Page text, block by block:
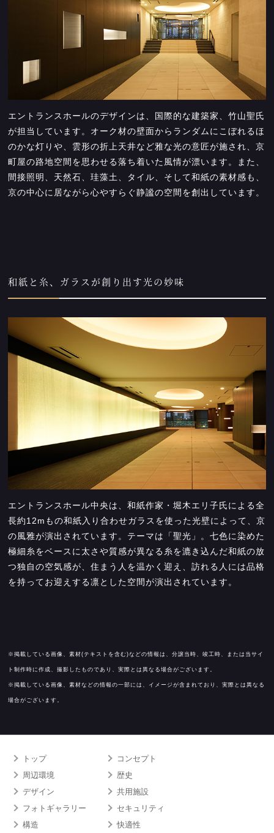
エントランスホールのデザインは、国際的な建築家、竹山聖氏
が担当しています。オーク材の壁面からランダムにこぼれるほ
のかな灯りや、雲形の折上天井など雅な光の意匠が施され、京
町屋の路地空間を思わせる落ち着いた風情が漂います。また、
間接照明、天然石、珪藻土、タイル、そして和紙の素材感も、
京の中心に居ながら心やすらぐ静謐の空間を創出しています。
和紙と糸、ガラスが創り出す光の妙味
エントランスホール中央は、和紙作家・堀木エリ子氏による全
長約12mもの和紙入り合わせガラスを使った光壁によって、京
の風雅が演出されています。テーマは「聖光」。七色に染めた
極細糸をベースに太さや質感が異なる糸を漉き込んだ和紙の放
つ独自の空気感が、住まう人を温かく迎え、訪れる人には品格
を持ってお迎えする凛とした空間が演出されています。
※掲載している画像、素材(テキストを含む)などの情報は、分譲当時、竣工時、または当サイ
ト制作時に作成、撮影したものであり、実際とは異なる場合がございます。
※掲載している画像、素材などの情報の一部には、イメージが含まれており、実際とは異なる
場合がございます。
トップ
コンセプト
周辺環境
歴史
デザイン
共用施設
フォトギャラリー
セキュリティ
構造
快適性